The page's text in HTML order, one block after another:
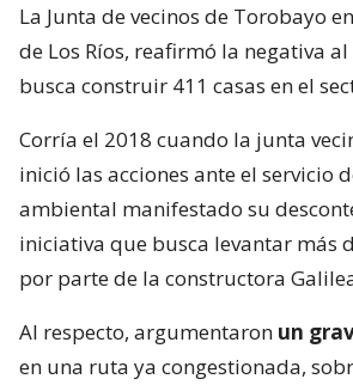
La Junta de vecinos de Torobayo
de Los Ríos, reafirmó la negativa
busca construir 411 casas en el
Corría el 2018 cuando la junta
inició las acciones ante el servicio
ambiental manifestado su
iniciativa que busca levantar más
por parte de la constructora
Al respecto, argumentaron un
en una ruta ya congestionada,